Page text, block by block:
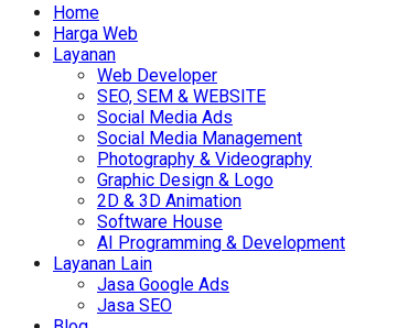
Home
Harga Web
Layanan
Web Developer
SEO, SEM & WEBSITE
Social Media Ads
Social Media Management
Photography & Videography
Graphic Design & Logo
2D & 3D Animation
Software House
AI Programming & Development
Layanan Lain
Jasa Google Ads
Jasa SEO